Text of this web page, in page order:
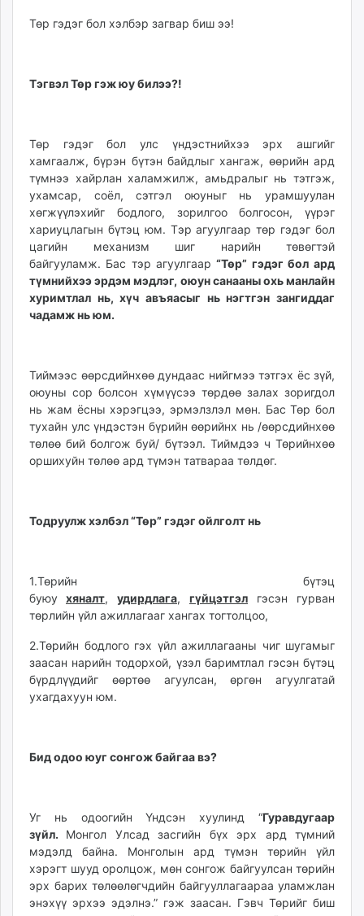
Төр гэдэг бол хэлбэр загвар биш ээ!
Тэгвэл Төр гэж юу билээ?!
Төр гэдэг бол улс үндэстнийхээ эрх ашгийг
хамгаалж, бүрэн бүтэн байдлыг хангаж, өөрийн ард
түмнээ хайрлан халамжилж, амьдралыг нь тэтгэж,
ухамсар, соёл, сэтгэл оюуныг нь урамшуулан
хөгжүүлэхийг бодлого, зорилгоо болгосон, үүрэг
хариуцлагын бүтэц юм. Тэр агуулгаар төр гэдэг бол
цагийн механизм шиг нарийн төвөгтэй
байгууламж. Бас тэр агуулгаар “Төр” гэдэг бол ард
түмнийхээ эрдэм мэдлэг, оюун санааны охь манлайн
хуримтлал нь, хүч авъяасыг нь нэгтгэн зангиддаг
чадамж нь юм.
Тиймээс өөрсдийнхөө дундаас нийгмээ тэтгэх ёс зүй,
оюуны сор болсон хүмүүсээ төрдөө залах зоригдол
нь жам ёсны хэрэгцээ, эрмэлзлэл мөн. Бас Төр бол
тухайн улс үндэстэн бүрийн өөрийнх нь /өөрсдийнхөө
төлөө бий болгож буй/ бүтээл. Тиймдээ ч Төрийнхөө
оршихуйн төлөө ард түмэн татвараа төлдөг.
Тодруулж хэлбэл “Төр” гэдэг ойлголт нь
1.Төрийн бүтэц
буюу хяналт, удирдлага, гүйцэтгэл гэсэн гурван
төрлийн үйл ажиллагааг хангах тогтолцоо,
2.Төрийн бодлого гэх үйл ажиллагааны чиг шугамыг
заасан нарийн тодорхой, үзэл баримтлал гэсэн бүтэц
бүрдлүүдийг өөртөө агуулсан, өргөн агуулгатай
ухагдахуун юм.
Бид одоо юуг сонгож байгаа вэ?
Уг нь одоогийн Үндсэн хуулинд “Гуравдугаар
зүйл. Монгол Улсад засгийн бүх эрх ард түмний
мэдэлд байна. Монголын ард түмэн төрийн үйл
хэрэгт шууд оролцож, мөн сонгож байгуулсан төрийн
эрх барих төлөөлөгчдийн байгууллагаараа уламжлан
энэхүү эрхээ эдэлнэ.” гэж заасан. Гэвч Төрийг биш